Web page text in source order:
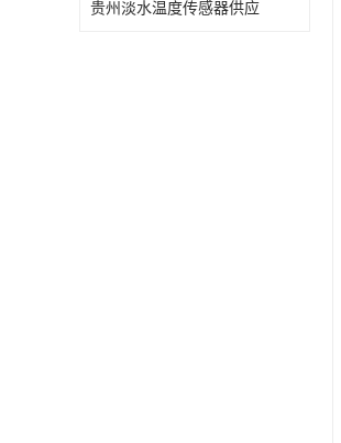
贵州淡水温度传感器供应